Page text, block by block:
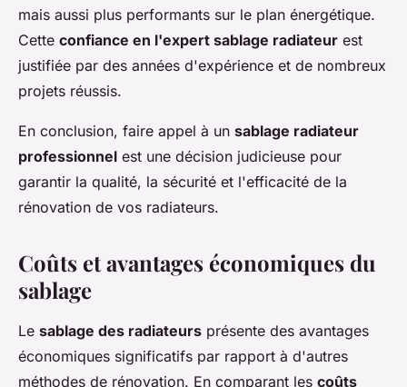
mais aussi plus performants sur le plan énergétique.
Cette confiance en l'expert sablage radiateur est
justifiée par des années d'expérience et de nombreux
projets réussis.
En conclusion, faire appel à un sablage radiateur
professionnel est une décision judicieuse pour
garantir la qualité, la sécurité et l'efficacité de la
rénovation de vos radiateurs.
Coûts et avantages économiques du
sablage
Le sablage des radiateurs présente des avantages
économiques significatifs par rapport à d'autres
méthodes de rénovation. En comparant les coûts